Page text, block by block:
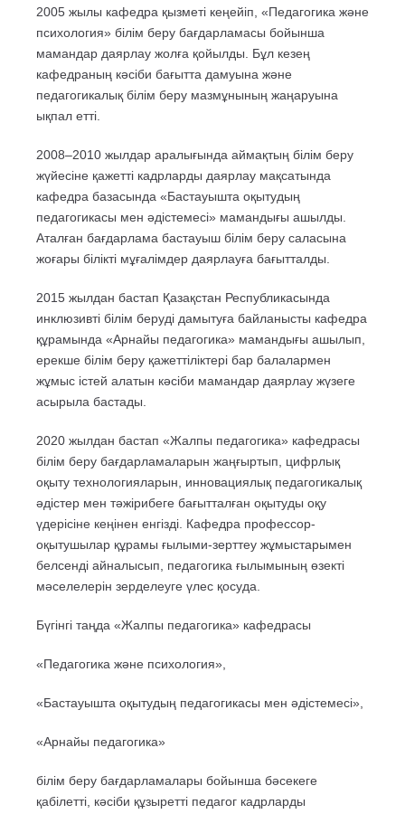
2005 жылы кафедра қызметі кеңейіп, «Педагогика және
психология» білім беру бағдарламасы бойынша
мамандар даярлау жолға қойылды. Бұл кезең
кафедраның кәсіби бағытта дамуына және
педагогикалық білім беру мазмұнының жаңаруына
ықпал етті.
2008–2010 жылдар аралығында аймақтың білім беру
жүйесіне қажетті кадрларды даярлау мақсатында
кафедра базасында «Бастауышта оқытудың
педагогикасы мен әдістемесі» мамандығы ашылды.
Аталған бағдарлама бастауыш білім беру саласына
жоғары білікті мұғалімдер даярлауға бағытталды.
2015 жылдан бастап Қазақстан Республикасында
инклюзивті білім беруді дамытуға байланысты кафедра
құрамында «Арнайы педагогика» мамандығы ашылып,
ерекше білім беру қажеттіліктері бар балалармен
жұмыс істей алатын кәсіби мамандар даярлау жүзеге
асырыла бастады.
2020 жылдан бастап «Жалпы педагогика» кафедрасы
білім беру бағдарламаларын жаңғыртып, цифрлық
оқыту технологияларын, инновациялық педагогикалық
әдістер мен тәжірибеге бағытталған оқытуды оқу
үдерісіне кеңінен енгізді. Кафедра профессор-
оқытушылар құрамы ғылыми-зерттеу жұмыстарымен
белсенді айналысып, педагогика ғылымының өзекті
мәселелерін зерделеуге үлес қосуда.
Бүгінгі таңда «Жалпы педагогика» кафедрасы
«Педагогика және психология»,
«Бастауышта оқытудың педагогикасы мен әдістемесі»,
«Арнайы педагогика»
білім беру бағдарламалары бойынша бәсекеге
қабілетті, кәсіби құзыретті педагог кадрларды